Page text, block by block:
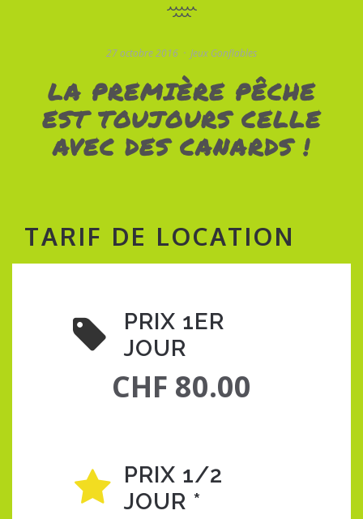
27 octobre 2016 Jeux Gonflables
LA PREMIÈRE PÊCHE
EST TOUJOURS CELLE
AVEC DES CANARDS !
TARIF DE LOCATION
PRIX 1ER
JOUR
CHF 80.00
PRIX 1/2
JOUR *